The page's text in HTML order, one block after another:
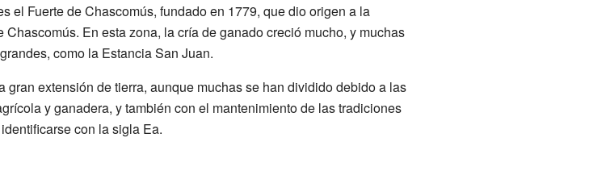
el Fuerte de Chascomús, fundado en 1779, que dio origen a la
Chascomús. En esta zona, la cría de ganado creció mucho, y muchas
como la Estancia San Juan.
extensión de tierra, aunque muchas se han dividido debido a las
y ganadera, y también con el mantenimiento de las tradiciones
con la sigla Ea.